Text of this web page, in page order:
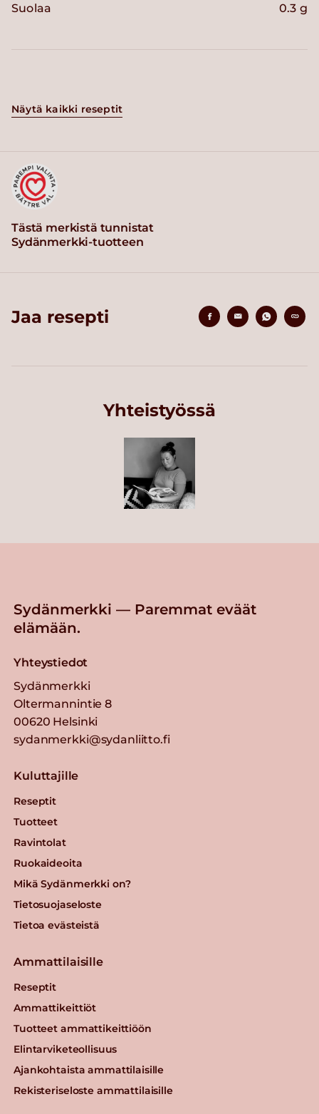
Suolaa 0.3 g
Näytä kaikki reseptit
Tästä merkistä tunnistat
Sydänmerkki-tuotteen
Jaa resepti
Yhteistyössä
Sydänmerkki — Paremmat eväät
elämään.
Yhteystiedot
Sydänmerkki
Oltermannintie 8
00620 Helsinki
sydanmerkki@sydanliitto.fi
Kuluttajille
Reseptit
Tuotteet
Ravintolat
Ruokaideoita
Mikä Sydänmerkki on?
Tietosuojaseloste
Tietoa evästeistä
Ammattilaisille
Reseptit
Ammattikeittiöt
Tuotteet ammattikeittiöön
Elintarviketeollisuus
Ajankohtaista ammattilaisille
Rekisteriseloste ammattilaisille